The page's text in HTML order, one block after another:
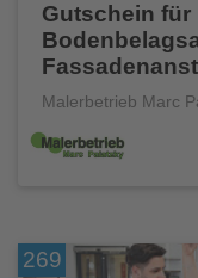
Gutschein für
Malerbetrieb Marc
269